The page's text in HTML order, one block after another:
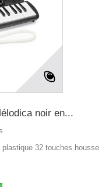
noir en...
32 touches housse